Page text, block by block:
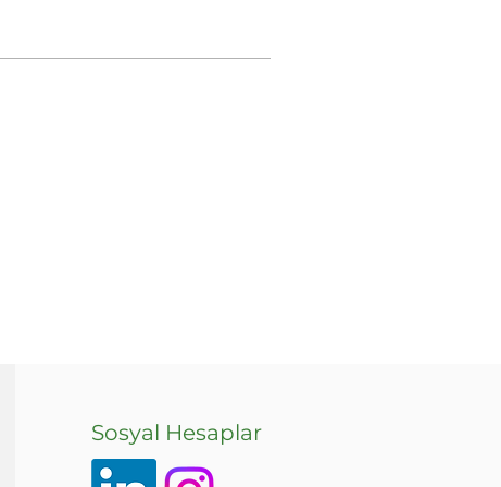
Sosyal Hesaplar